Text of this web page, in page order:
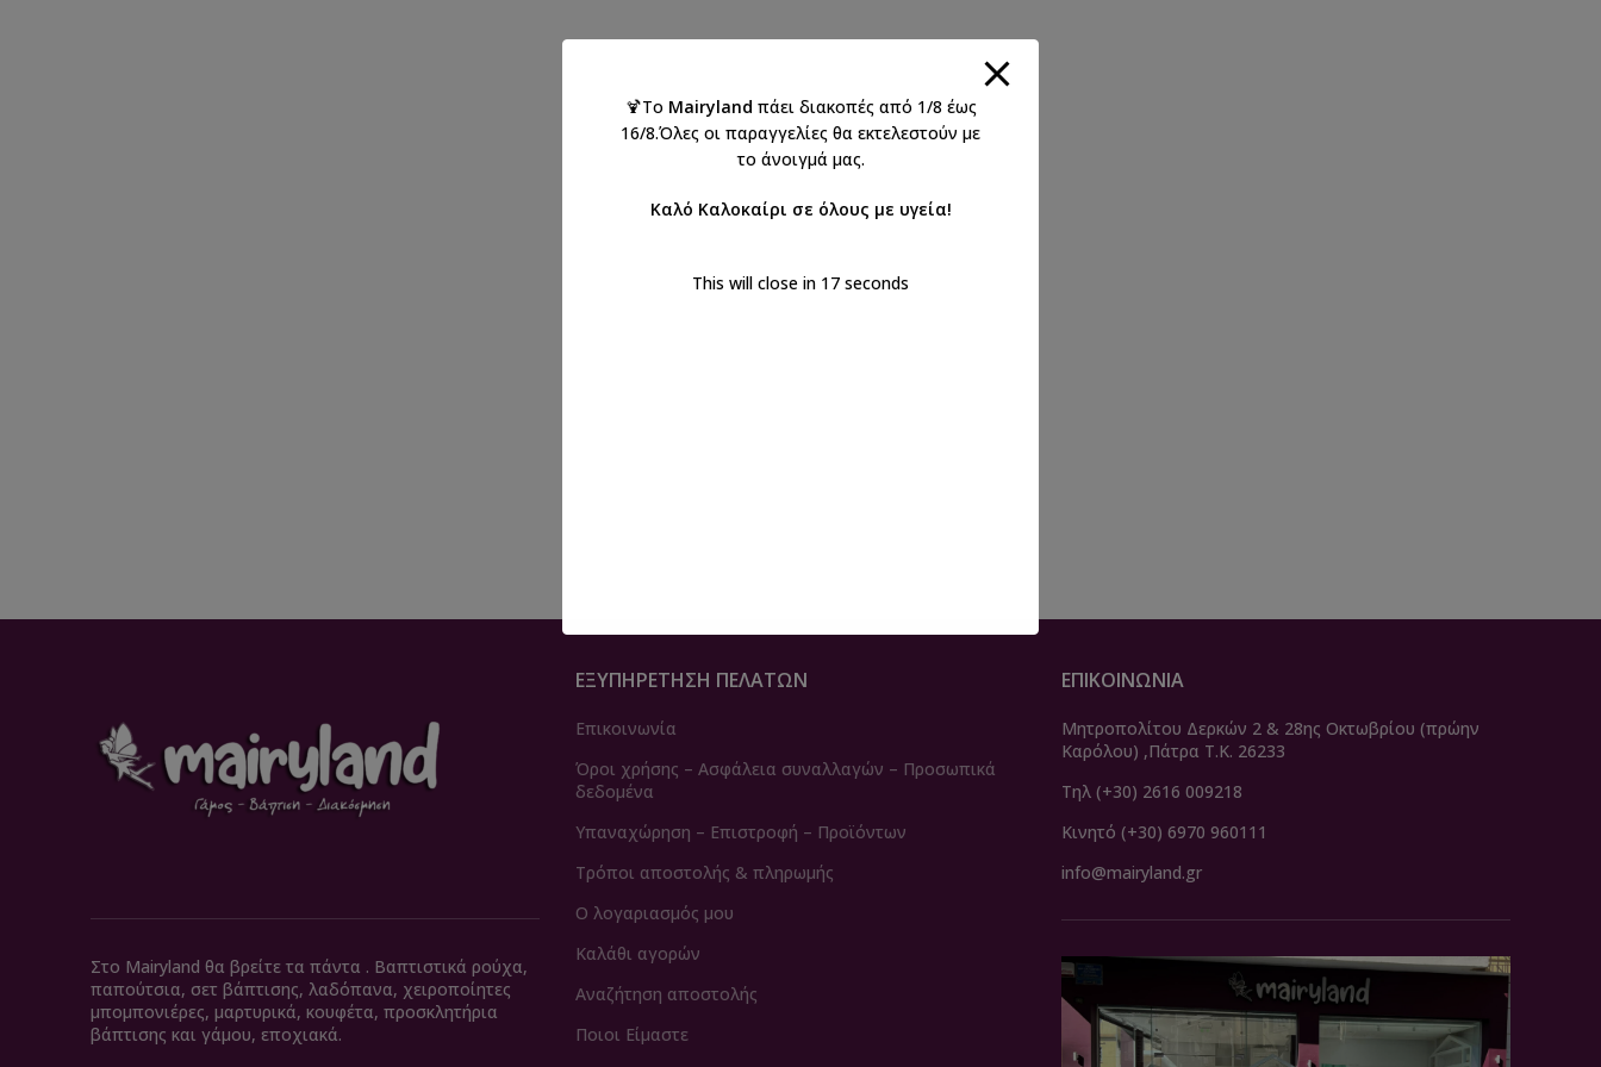
Στο Mairyland θα βρείτε τα πάντα . Βαπτιστικά ρούχα,
παπούτσια, σετ βάπτισης, λαδόπανα, χειροποίητες
μπομπονιέρες, μαρτυρικά, κουφέτα, προσκλητήρια
βάπτισης και γάμου, εποχιακά.
ΕΞΥΠΗΡΈΤΗΣΗ ΠΕΛΑΤΏΝ
Επικοινωνία
Όροι χρήσης – Ασφάλεια συναλλαγών – Προσωπικά
δεδομένα
Υπαναχώρηση – Επιστροφή – Προϊόντων
Τρόποι αποστολής & πληρωμής
Ο λογαριασμός μου
Καλάθι αγορών
Αναζήτηση αποστολής
Ποιοι Είμαστε
ΕΠΙΚΟΙΝΩΝΙΑ
Μητροπολίτου Δερκών 2 & 28ης Οκτωβρίου (πρώην
Καρόλου) ,Πάτρα Τ.Κ. 26233
Τηλ (+30) 2616 009218
Κινητό (+30) 6970 960111
info@mairyland.gr
🍹Το Mairyland πάει διακοπές από 1/8 έως
16/8.Όλες οι παραγγελίες θα εκτελεστούν με
το άνοιγμά μας.
Καλό Καλοκαίρι σε όλους με υγεία!
This will close in 17 seconds